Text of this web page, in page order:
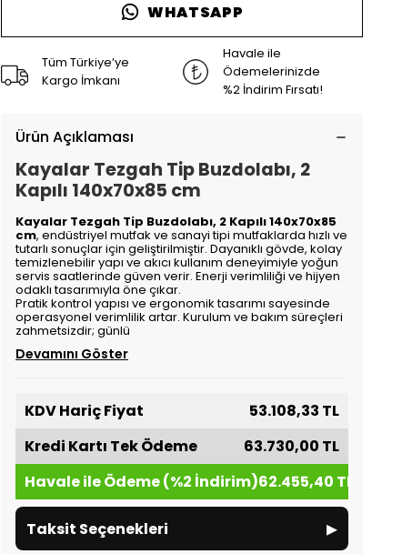
WHATSAPP
Tüm Türkiye’ye
Kargo İmkanı
Havale ile
Ödemelerinizde
%2 İndirim Fırsatı!
Ürün Açıklaması
Kayalar Tezgah Tip Buzdolabı, 2
Kapılı 140x70x85 cm
Kayalar Tezgah Tip Buzdolabı, 2 Kapılı 140x70x85
cm, endüstriyel mutfak ve sanayi tipi mutfaklarda hızlı ve
tutarlı sonuçlar için geliştirilmiştir. Dayanıklı gövde, kolay
temizlenebilir yapı ve akıcı kullanım deneyimiyle yoğun
servis saatlerinde güven verir. Enerji verimliliği ve hijyen
odaklı tasarımıyla öne çıkar.
Pratik kontrol yapısı ve ergonomik tasarımı sayesinde
operasyonel verimlilik artar. Kurulum ve bakım süreçleri
zahmetsizdir; günlü
Devamını Göster
KDV Hariç Fiyat
53.108,33 TL
Kredi Kartı Tek Ödeme
63.730,00 TL
Havale ile Ödeme (%2 İndirim)62.455,40 TL
Taksit Seçenekleri ▸